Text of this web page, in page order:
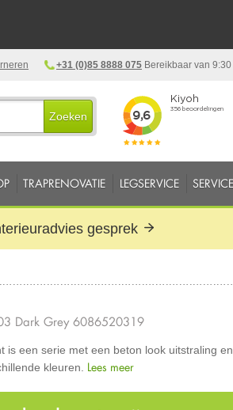
+31 (0)85 8888 075 Bereikbaar van
Zoeken
TRAPRENOVATIE LEGSERVICE
gesprek
Dark Grey 6086520319
is een serie met een beton look uitstraling en
kleuren. Lees meer